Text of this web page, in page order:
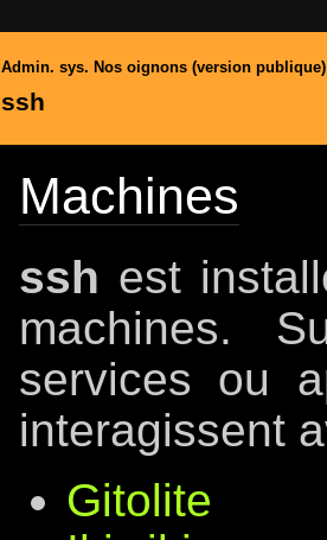
Admin. sys. Nos oignons (version publique)
ssh
Machines
ssh est
machines.
services ou
interagissent
Gitolite